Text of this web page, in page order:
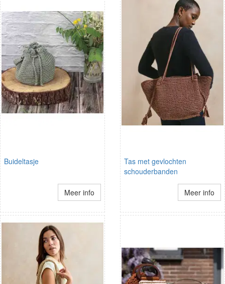
Buideltasje
Meer info
Tas met gevlochten
schouderbanden
Meer info